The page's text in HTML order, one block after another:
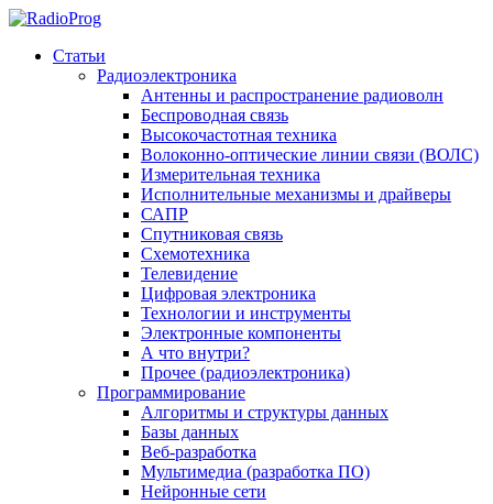
Статьи
Радиоэлектроника
Антенны и распространение радиоволн
Беспроводная связь
Высокочастотная техника
Волоконно-оптические линии связи (ВОЛС)
Измерительная техника
Исполнительные механизмы и драйверы
САПР
Спутниковая связь
Схемотехника
Телевидение
Цифровая электроника
Технологии и инструменты
Электронные компоненты
А что внутри?
Прочее (радиоэлектроника)
Программирование
Алгоритмы и структуры данных
Базы данных
Веб-разработка
Мультимедиа (разработка ПО)
Нейронные сети